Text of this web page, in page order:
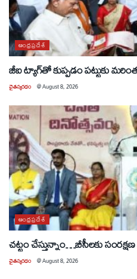
ఆంధ్రప్రదేశ్
జీఐ ట్యాగ్‌తో కుప్పడం పట్టుకు
చైతన్యరధం @August 8, 2026
ఆంధ్రప్రదేశ్
చట్టం చేస్తున్నాం…బీసీలకు సంరక్షణ
చైతన్యరధం @August 8, 2026